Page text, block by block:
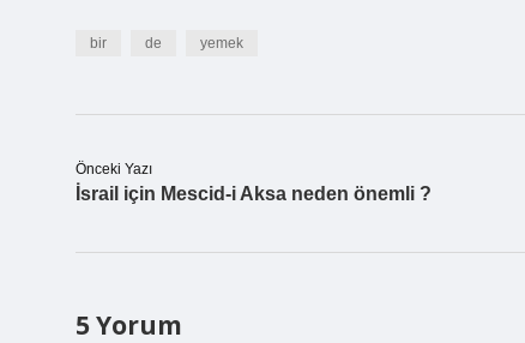
bir de yemek
Önceki Yazı
İsrail için Mescid-i Aksa neden önemli ?
5 Yorum